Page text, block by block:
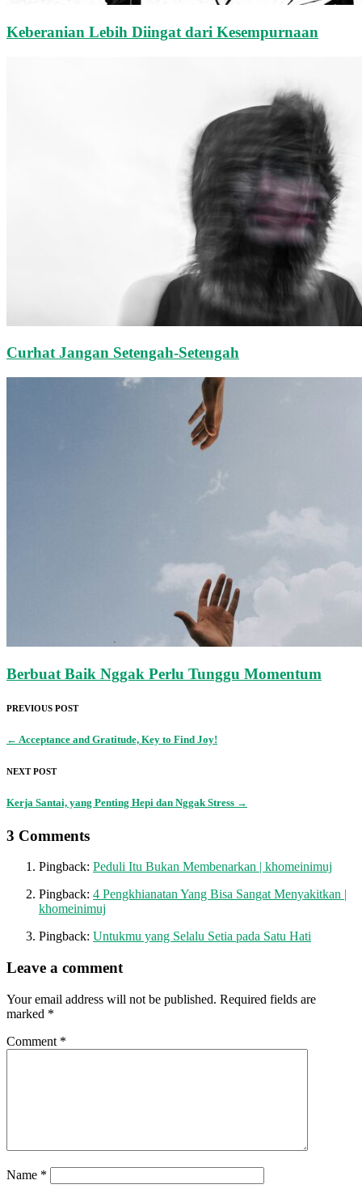
Keberanian Lebih Diingat dari Kesempurnaan
Curhat Jangan Setengah-Setengah
Berbuat Baik Nggak Perlu Tunggu Momentum
PREVIOUS POST
← Acceptance and Gratitude, Key to Find Joy!
NEXT POST
Kerja Santai, yang Penting Hepi dan Nggak Stress →
3 Comments
Pingback: Peduli Itu Bukan Membenarkan | khomeinimuj
Pingback: 4 Pengkhianatan Yang Bisa Sangat Menyakitkan |
khomeinimuj
Pingback: Untukmu yang Selalu Setia pada Satu Hati
Leave a comment
Your email address will not be published. Required fields are
marked *
Comment *
Name *